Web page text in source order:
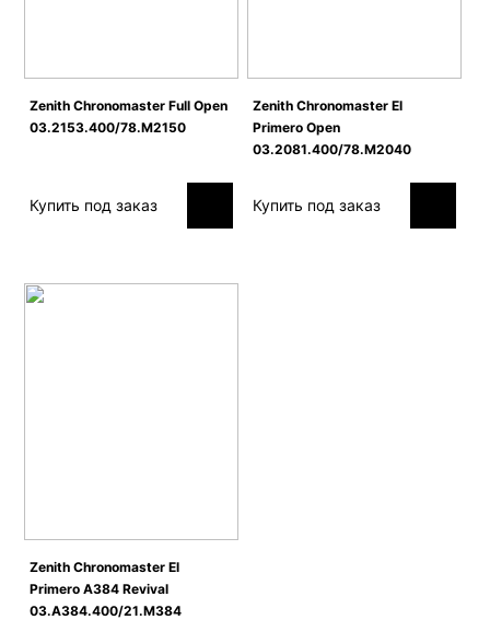
Zenith Сhronomaster Full Open
03.2153.400/78.M2150
Купить под заказ
Zenith Сhronomaster El
Primero Open
03.2081.400/78.M2040
Купить под заказ
Zenith Сhronomaster El
Primero A384 Revival
03.A384.400/21.M384